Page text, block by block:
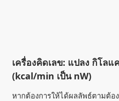
เครื่องคิดเลข: แปลง กิโล
(kcal/min เป็น nW)
หากต้องการให้ได้ผลลัพธ์ตามต้อ